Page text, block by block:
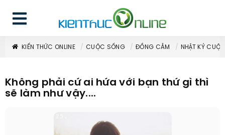
KIẾN THỨC ONLINE CUỘC SỐNG ĐỒNG CẢM NHẬT KÝ
Không phải cứ ai hứa với bạn thứ gì thì
sẽ làm như vậy....